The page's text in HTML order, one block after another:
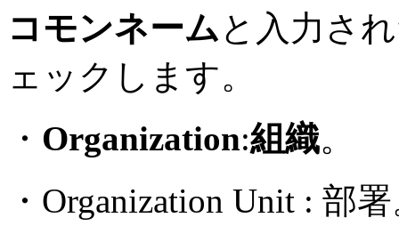
コモンネームと入力さ
ェックします。
・ Organization:組織。
・Organization Unit : 部